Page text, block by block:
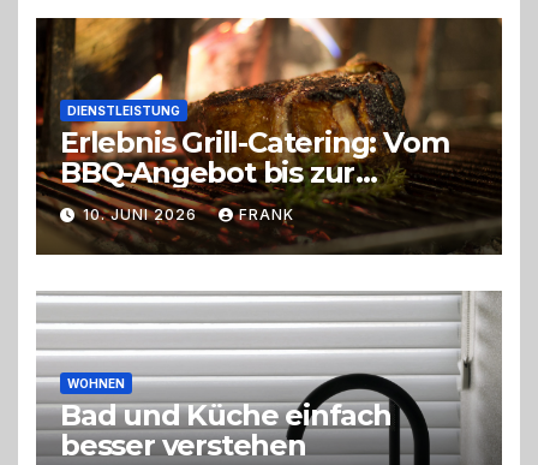
DIENSTLEISTUNG
Erlebnis Grill-Catering: Vom
BBQ-Angebot bis zur
perfekten Eventorganisation
Trend zu Outdoor-Events,
Erlebnisgastronomie und
Live-Cooking
10. JUNI 2026 FRANK
WOHNEN
Bad und Küche einfach
besser verstehen